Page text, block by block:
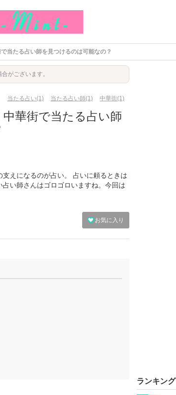
当たる占い師を見つけるのは可能なの？
がございます。
当たる占い(1) 当たる占い師(1) 中華街(1)
華街で当たる占い師
えになるのが占い。 占いに頼るときは
い師さんはゴロゴロいますね。今回は
お気に入り
ランキング